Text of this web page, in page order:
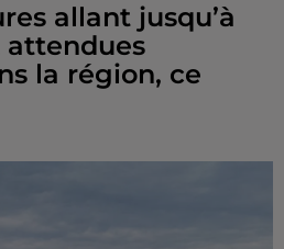
allant jusqu’à
attendues
la région, ce